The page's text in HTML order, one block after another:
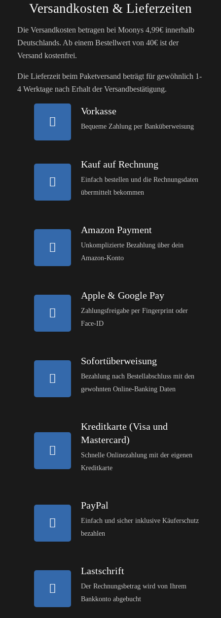
Versandkosten & Lieferzeiten
Die Versandkosten betragen bei Moonys 4,99€ innerhalb
Deutschlands. Ab einem Bestellwert von 40€ ist der
Versand kostenfrei.
Die Lieferzeit beim Paketversand beträgt für gewöhnlich 1-
4 Werktage nach Erhalt der Versandbestätigung.
Vorkasse
Bequeme Zahlung per Banküberweisung
Kauf auf Rechnung
Einfach bestellen und die Rechnungsdaten
übermittelt bekommen
Amazon Payment
Unkomplizierte Bezahlung über dein
Amazon-Konto
Apple & Google Pay
Zahlungsfreigabe per Fingerprint oder
Face-ID
Sofortüberweisung
Bezahlung nach Bestellabschluss mit den
gewohnten Online-Banking Daten
Kreditkarte (Visa und
Mastercard)
Schnelle Onlinezahlung mit der eigenen
Kreditkarte
PayPal
Einfach und sicher inklusive Käuferschutz
bezahlen
Lastschrift
Der Rechnungsbetrag wird von Ihrem
Bankkonto abgebucht